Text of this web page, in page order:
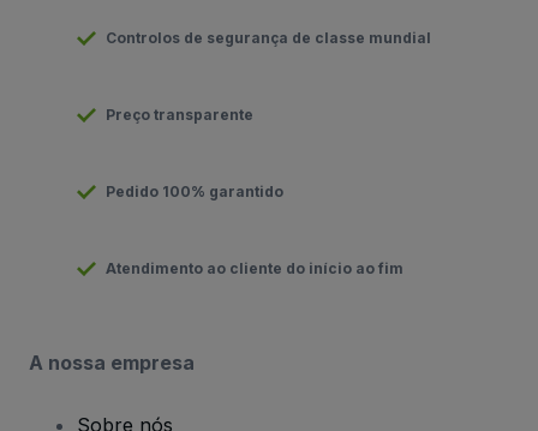
Controlos de segurança de classe mundial
Preço transparente
Pedido 100% garantido
Atendimento ao cliente do início ao fim
A nossa empresa
Sobre nós